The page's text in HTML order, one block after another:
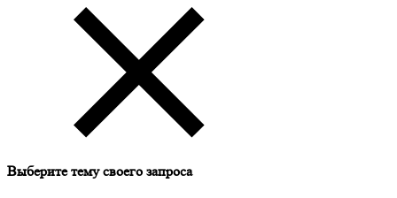
Выберите тему своего запроса